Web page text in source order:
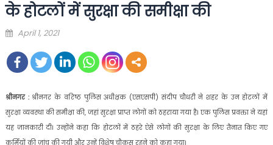
के होटलों में सुरक्षा की समीक्षा की
Posted
April 1, 2021
श्रीनगर :श्रीनगर के वरिष्ठ पुलिस अधीक्षक (एसएसपी) संदीप चौधरी ने शहर के उन होटलों में
सुरक्षा व्यवस्था की समीक्षा की, जहां सुरक्षा प्राप्त लोगों को ठहराया गया है। एक पुलिस प्रवक्ता ने यहां
यह जानकारी दी। उन्होंने कहा कि होटलों में ठहरे ऐसे लोगों की सुरक्षा के लिए तैनात किए गए
कर्मियों की जांच की गयी और उन्हें विशेष चौकस रहने को कहा गया।